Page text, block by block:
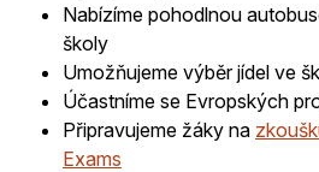
Nabízíme pohodlnou
školy
Umožňujeme výběr jídel ve
Účastníme se Evropských
Připravujeme žáky na
Exams